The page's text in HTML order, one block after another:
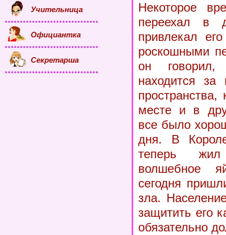
Некоторое
переехал в
привлекал
роскошными
он
находится за
пространства,
месте и в
все было
дня. В
теперь
волшебное
сегодня
зла.
защитить его
обязательно
Учительница
Официантка
Секретарша